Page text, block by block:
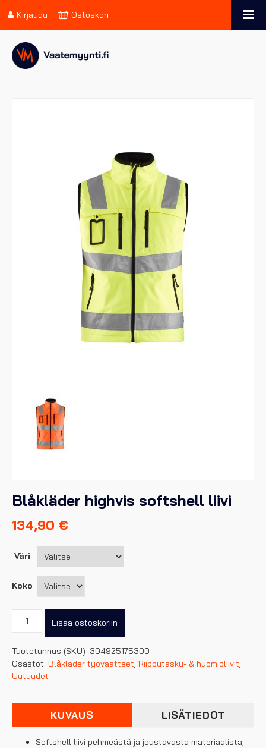
Blåkläder highvis softshell liivi
134,90 €
Väri
Koko
highvis
softshell
liivi
määrä
Lisää ostoskoriin
Tuotetunnus (SKU): 304925175300
Osastot: Blåkläder työvaatteet Riipputasku- & huomioliivit
Uutuudet
KUVAUS LISÄTIEDOT
Softshell liivi pehmeästä ja joustavasta materiaalista,
Kirjaudu Ostoskori